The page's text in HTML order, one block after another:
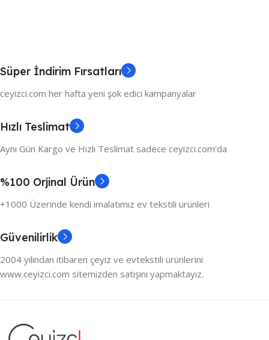
Süper İndirim Fırsatları
ceyizci.com her hafta yeni şok edici kampanyalar
Hızlı Teslimat
Aynı Gün Kargo ve Hızlı Teslimat sadece ceyizci.com'da
%100 Orjinal Ürün
+1000 Üzerinde kendi imalatımız ev tekstili ürünleri
Güvenilirlik
2004 yılından itibaren çeyiz ve evtekstili ürünlerini
www.ceyizci.com sitemizden satışını yapmaktayız.